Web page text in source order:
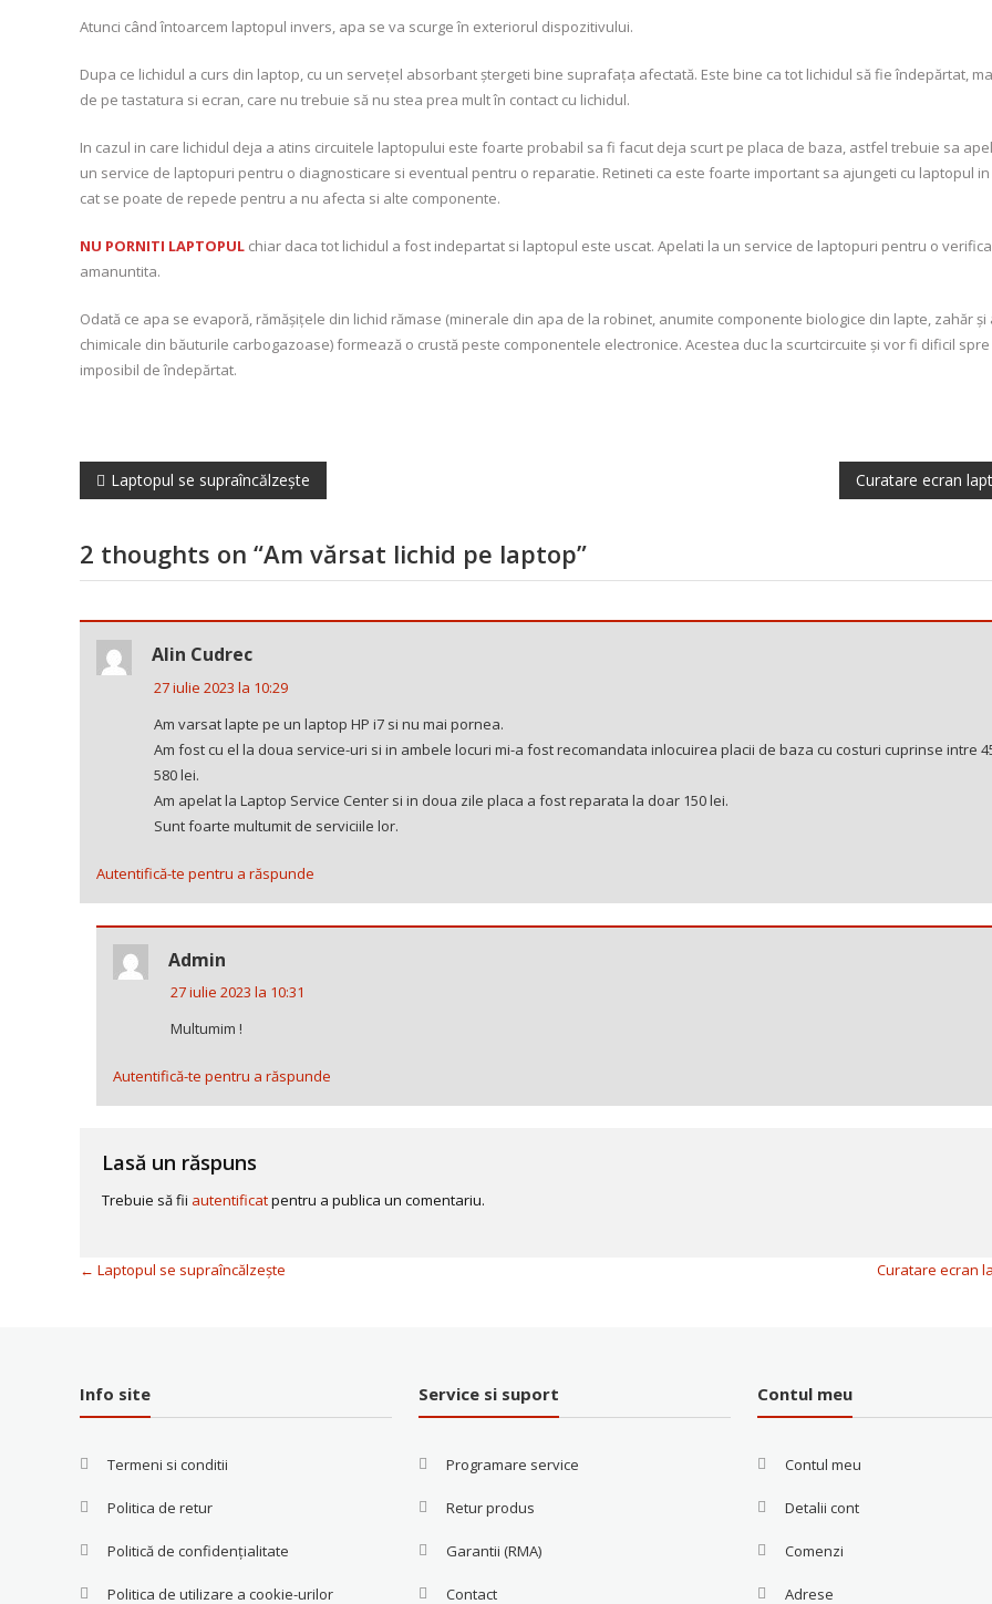
Atunci când întoarcem laptopul invers, apa se va scurge în exteriorul dispozitivului.
Dupa ce lichidul a curs din laptop, cu un serveţel absorbant ştergeti bine suprafaţa afectată. Este bine ca tot lichidul să fie îndepărtat,
de pe tastatura si ecran, care nu trebuie să nu stea prea mult în contact cu lichidul.
In cazul in care lichidul deja a atins circuitele laptopului este foarte probabil sa fi facut deja scurt pe placa de baza, astfel trebuie sa
un service de laptopuri pentru o diagnosticare si eventual pentru o reparatie. Retineti ca este foarte important sa ajungeti cu laptopul
cat se poate de repede pentru a nu afecta si alte componente.
NU PORNITI LAPTOPUL chiar daca tot lichidul a fost indepartat si laptopul este uscat. Apelati la un service de laptopuri pentru o
amanuntita.
Odată ce apa se evaporă, rămășițele din lichid rămase (minerale din apa de la robinet, anumite componente biologice din lapte, zahăr și
chimicale din băuturile carbogazoase) formează o crustă peste componentele electronice. Acestea duc la scurtcircuite și vor fi dificil spre
imposibil de îndepărtat.
Navigare
articole
Laptopul se supraîncălzește Curatare ecran
2 thoughts on “Am vărsat lichid pe laptop”
Alin Cudrec
27 iulie 2023 la 10:29
Am varsat lapte pe un laptop HP i7 si nu mai pornea.
Am fost cu el la doua service-uri si in ambele locuri mi-a fost recomandata inlocuirea placii de baza cu costuri cuprinse intre
580 lei.
Am apelat la Laptop Service Center si in doua zile placa a fost reparata la doar 150 lei.
Sunt foarte multumit de serviciile lor.
Autentifică-te pentru a răspunde
Admin
27 iulie 2023 la 10:31
Multumim !
Autentifică-te pentru a răspunde
Lasă un răspuns
Trebuie să fii autentificatpentru a publica un comentariu.
← Laptopul se supraîncălzește Curatare ecran
Info site
Termeni si conditii
Politica de retur
Politică de confidențialitate
Politica de utilizare a cookie-urilor
Service si suport
Programare service
Retur produs
Garantii (RMA)
Contact
Contul meu
Contul meu
Detalii cont
Comenzi
Adrese